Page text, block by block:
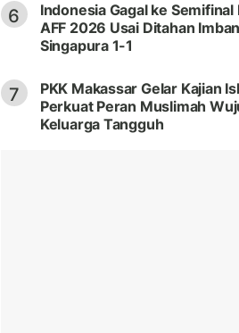
6
Indonesia Gagal ke Semifinal
AFF 2026 Usai Ditahan
Singapura 1-1
7
PKK Makassar Gelar Kajian
Perkuat Peran Muslimah
Keluarga Tangguh